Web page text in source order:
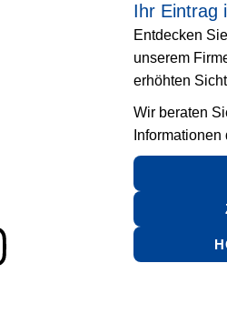
Ihr Eintrag
Entdecken
unserem
erhöhten
Wir beraten
Informationen